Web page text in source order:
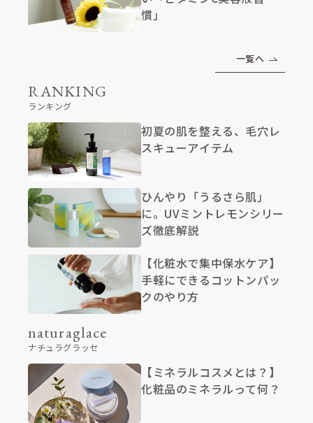
慣」
一覧へ
RANKING
ランキング
初夏の肌を整える、毛穴レ
スキューアイテム
ひんやり「うるさら肌」
に。UVミントレモンシリー
ズ徹底解説
【化粧水で集中保水ケア】
手軽にできるコットンパッ
クのやり方
naturaglace
ナチュラグラッセ
【ミネラルコスメとは？】
化粧品のミネラルって何？